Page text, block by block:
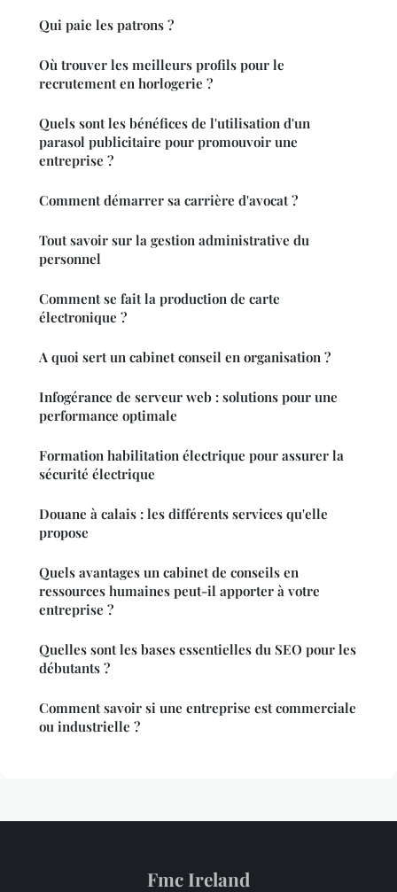
Qui paie les patrons ?
Où trouver les meilleurs profils pour le
recrutement en horlogerie ?
Quels sont les bénéfices de l'utilisation d'un
parasol publicitaire pour promouvoir une
entreprise ?
Comment démarrer sa carrière d'avocat ?
Tout savoir sur la gestion administrative du
personnel
Comment se fait la production de carte
électronique ?
A quoi sert un cabinet conseil en organisation ?
Infogérance de serveur web : solutions pour une
performance optimale
Formation habilitation électrique pour assurer la
sécurité électrique
Douane à calais : les différents services qu'elle
propose
Quels avantages un cabinet de conseils en
ressources humaines peut-il apporter à votre
entreprise ?
Quelles sont les bases essentielles du SEO pour les
débutants ?
Comment savoir si une entreprise est commerciale
ou industrielle ?
Fmc Ireland